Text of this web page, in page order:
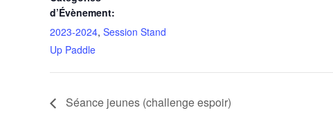
d’Évènement:
2023-2024, Session Stand
Up Paddle
Séance jeunes (challenge espoir)